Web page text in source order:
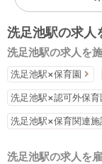
洗足池駅の求人
洗足池駅の求人を
洗足池駅×保育園
洗足池駅×認可外保育
洗足池駅×保育関連施
洗足池駅の求人を